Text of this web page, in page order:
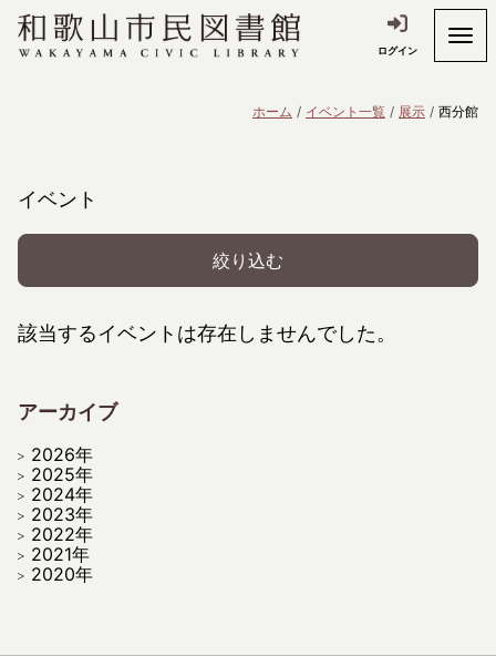
ログイン
ホーム イベント一覧 展示 西分館
イベント
絞り込む
該当するイベントは存在しませんでした。
アーカイブ
2026年
2025年
2024年
2023年
2022年
2021年
2020年